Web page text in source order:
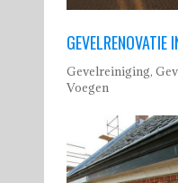
GEVELRENOVATIE
Gevelreiniging,
Voegen